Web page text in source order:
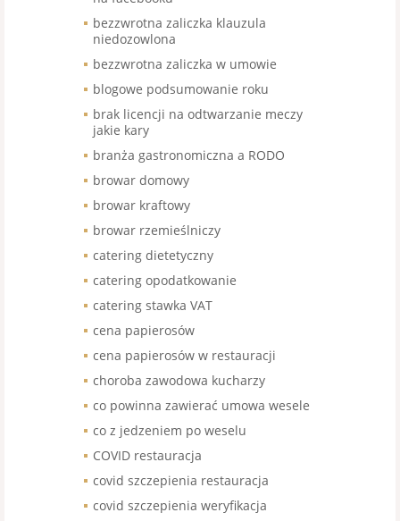
bezzwrotna zaliczka klauzula
niedozowlona
bezzwrotna zaliczka w umowie
blogowe podsumowanie roku
brak licencji na odtwarzanie meczy
jakie kary
branża gastronomiczna a RODO
browar domowy
browar kraftowy
browar rzemieślniczy
catering dietetyczny
catering opodatkowanie
catering stawka VAT
cena papierosów
cena papierosów w restauracji
choroba zawodowa kucharzy
co powinna zawierać umowa wesele
co z jedzeniem po weselu
COVID restauracja
covid szczepienia restauracja
covid szczepienia weryfikacja